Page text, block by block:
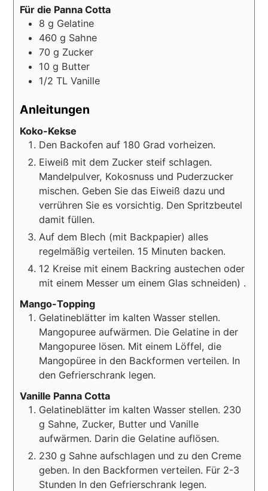
Für die Panna Cotta
8 g Gelatine
460 g Sahne
70 g Zucker
10 g Butter
1/2 TL Vanille
Anleitungen
Koko-Kekse
Den Backofen auf 180 Grad vorheizen.
Eiweiß mit dem Zucker steif schlagen.
Mandelpulver, Kokosnuss und Puderzucker
mischen. Geben Sie das Eiweiß dazu und
verrühren Sie es vorsichtig. Den Spritzbeutel
damit füllen.
Auf dem Blech (mit Backpapier) alles
regelmäßig verteilen. 15 Minuten backen.
12 Kreise mit einem Backring austechen oder
mit einem Messer um einem Glas schneiden) .
Mango-Topping
Gelatineblätter im kalten Wasser stellen.
Mangopuree aufwärmen. Die Gelatine in der
Mangopuree lösen. Mit einem Löffel, die
Mangopüree in den Backformen verteilen. In
den Gefrierschrank legen.
Vanille Panna Cotta
Gelatineblätter im kalten Wasser stellen. 230
g Sahne, Zucker, Butter und Vanille
aufwärmen. Darin die Gelatine auflösen.
230 g Sahne aufschlagen und zu den Creme
geben. In den Backformen verteilen. Für 2-3
Stunden In den Gefrierschrank legen.